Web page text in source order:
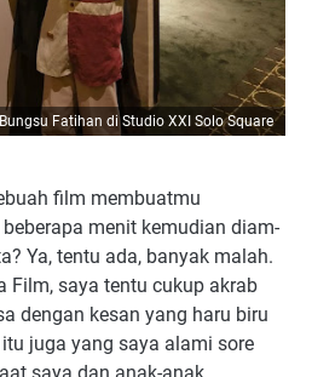
Fatihan di Studio XXI Solo Square
film membuatmu
menit kemudian diam-
Ya, tentu ada, banyak malah.
Film, saya tentu cukup akrab
dengan kesan yang haru biru
juga yang saya alami sore